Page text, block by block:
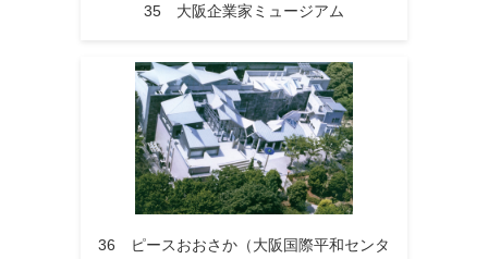
35 大阪企業家ミュージアム
36 ピースおおさか（大阪国際平和センタ